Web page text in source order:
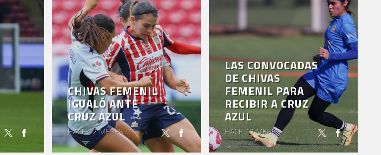
CHIVAS FEMENIL
IGUALÓ ANTE
CRUZ AZUL
HACE 12 MESES
LAS CONVOCADAS
DE CHIVAS
FEMENIL PARA
RECIBIR A CRUZ
AZUL
HACE 12 MESES